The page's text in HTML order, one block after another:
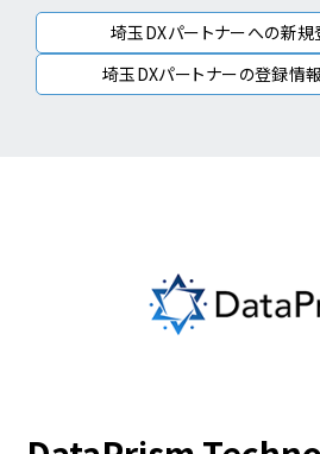
埼玉DXパートナーへの新規
埼玉DXパートナーの登録情